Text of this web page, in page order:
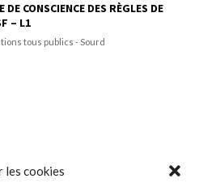
les cookies
DE CONSCIENCE DES RÈGLES DE
– L1
tous publics - Sourd